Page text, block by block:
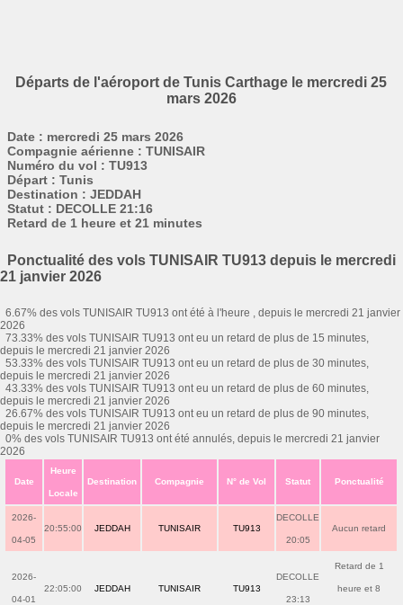
Départs de l'aéroport de Tunis Carthage le mercredi 25
mars 2026
Date : mercredi 25 mars 2026
Compagnie aérienne : TUNISAIR
Numéro du vol : TU913
Départ : Tunis
Destination : JEDDAH
Statut : DECOLLE 21:16
Retard de 1 heure et 21 minutes
Ponctualité des vols TUNISAIR TU913 depuis le mercredi
21 janvier 2026
6.67% des vols TUNISAIR TU913 ont été à l'heure , depuis le mercredi 21 janvier
2026
73.33% des vols TUNISAIR TU913 ont eu un retard de plus de 15 minutes,
depuis le mercredi 21 janvier 2026
53.33% des vols TUNISAIR TU913 ont eu un retard de plus de 30 minutes,
depuis le mercredi 21 janvier 2026
43.33% des vols TUNISAIR TU913 ont eu un retard de plus de 60 minutes,
depuis le mercredi 21 janvier 2026
26.67% des vols TUNISAIR TU913 ont eu un retard de plus de 90 minutes,
depuis le mercredi 21 janvier 2026
0% des vols TUNISAIR TU913 ont été annulés, depuis le mercredi 21 janvier
2026
Date
Heure
Locale
Destination Compagnie N° de Vol Statut Ponctualité
2026-
04-05
20:55:00 JEDDAH TUNISAIR TU913
DECOLLE
20:05
Aucun retard
2026-
04-01
22:05:00 JEDDAH TUNISAIR TU913
DECOLLE
23:13
Retard de 1
heure et 8